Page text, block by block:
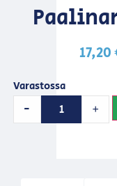
17,20
Varastossa
- +